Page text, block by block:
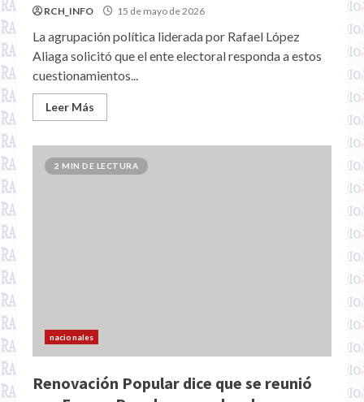
RCH_INFO 15 de mayo de 2026
La agrupación política liderada por Rafael López
Aliaga solicitó que el ente electoral responda a estos
cuestionamientos...
Leer Más
2 MIN DE LECTURA
nacionales
Renovación Popular dice que se reunió